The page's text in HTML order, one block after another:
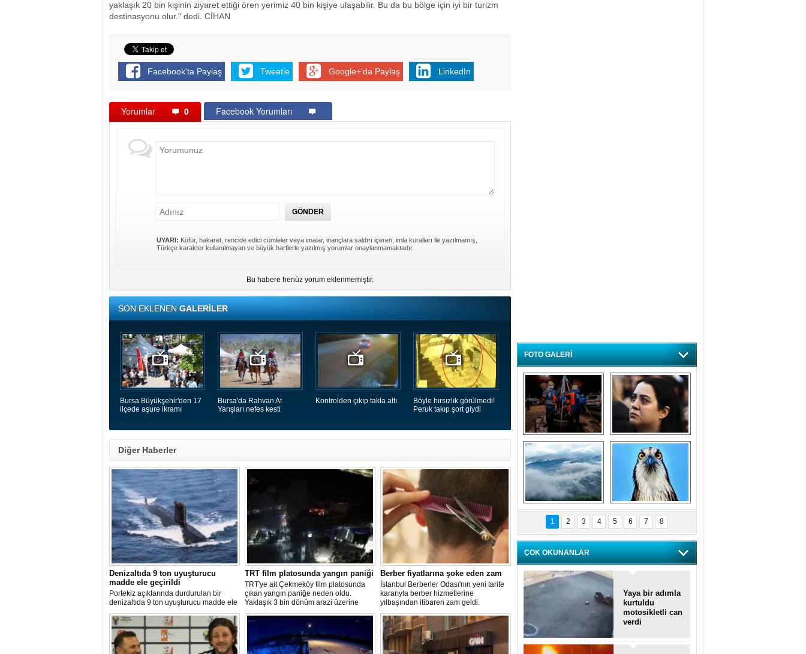
yaklaşık 20 bin kişinin ziyaret ettiği ören yerimiz 40 bin kişiye ulaşabilir. Bu da bu bölge için iyi bir turizm
destinasyonu olur." dedi. CİHAN
Facebook'ta Paylaş Tweetle Google+'da Paylaş LinkedIn
Yorumlar 0 Facebook Yorumları
UYARI: Küfür, hakaret, rencide edici cümleler veya imalar, inançlara saldırı içeren, imla kuralları ile yazılmamış,
Türkçe karakter kullanılmayan ve büyük harflerle yazılmış yorumlar onaylanmamaktadır.
Bu habere henüz yorum eklenmemiştir.
SON EKLENENGALERİLER
Bursa Büyükşehir'den 17
ilçede aşure ikramı
Bursa'da Rahvan At
Yarışları nefes kesti
Kontrolden çıkıp takla attı.
Böyle hırsızlık görülmedi!
Peruk takıp şort giydi
Diğer Haberler
Denizaltıda 9 ton uyuşturucu
madde ele geçirildi
Portekiz açıklarında durdurulan bir
denizaltıda 9 ton uyuşturucu madde ele
geçirilirken, ülke tarihinin en büyük
uyuşturucu operasyonlarından biri
olarak kayda geçen baskında 4 kişi
gözaltına alındı.
TRT film platosunda yangın paniği
TRT'ye ait Çekmeköy film platosunda
çıkan yangın paniğe neden oldu.
Yaklaşık 3 bin dönüm arazi üzerine
kurulu platoda henüz belirlenemeyen
bir nedenle çıkan yangın sonrası
bölgeye çok sayıda itfaiye ekibi sevk
edildi.
Berber fiyatlarına şoke eden zam
İstanbul Berberler Odası'nın yeni tarife
kararıyla berber hizmetlerine
yılbaşından itibaren zam geldi.
FOTO GALERİ
Bursa'da deprem
tatbikatı gerçeğini
aratmadı
Özlem ve minnetle
anıyoruz
Bursa'dan
büyüleyen
fotoğraflar
Balık Kartalı
Bursa’da
görüntülendi
1 2 3 4 5 6 7 8
ÇOK OKUNANLAR
Yaya bir adımla
kurtuldu
motosikletli can
verdi